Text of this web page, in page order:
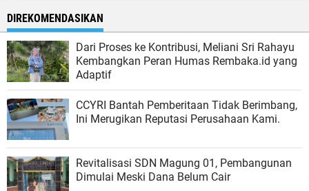
DIREKOMENDASIKAN
Dari Proses ke Kontribusi, Meliani Sri Rahayu
Kembangkan Peran Humas Rembaka.id yang
Adaptif
CCYRI Bantah Pemberitaan Tidak Berimbang,
Ini Merugikan Reputasi Perusahaan Kami.
Revitalisasi SDN Magung 01, Pembangunan
Dimulai Meski Dana Belum Cair